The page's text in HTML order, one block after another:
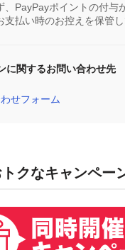
、PayPayポイントの付与
支払い時のお控えを保管し
に関するお問い合わせ先
せフォーム
クなキャンペー